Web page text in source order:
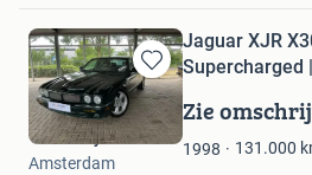
Bewaren
in
Mijn
Favorieten
Jaguar XJR
Supercharged
Zie
1998 131.000
Troostwijk Auctions
Amsterdam